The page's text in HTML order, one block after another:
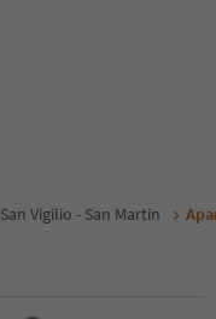
San Vigilio - San Martin